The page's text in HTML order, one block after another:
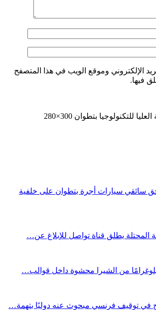
الإلكتروني وموقع الويب في هذا المتصفح
فيها.
سائقي سيارات أجرة بتطوان على خلفية
المحتلة يطلق قناة تواصل للإبلاغ عن…
في توقيف فرنسي مبحوث عنه دوليًا بتهمة…